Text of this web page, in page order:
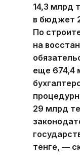
14,3 млрд
в бюджет
По
на
еще 674,4
29 млрд
тенге, —